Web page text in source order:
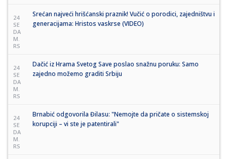
24
SE
DA
M.
RS
Srećan najveći hrišćanski praznik! Vučić o porodici, zajedništvu i
generacijama: Hristos vaskrse (VIDEO)
24
SE
DA
M.
RS
Dačić iz Hrama Svetog Save poslao snažnu poruku: Samo
zajedno možemo graditi Srbiju
24
SE
DA
M.
RS
Brnabić odgovorila Đilasu: "Nemojte da pričate o sistemskoj
korupciji – vi ste je patentirali"